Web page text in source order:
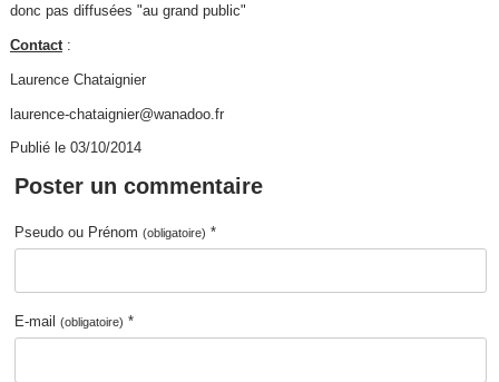
donc pas diffusées "au grand public"
Contact:
Laurence Chataignier
laurence-chataignier@wanadoo.fr
Publié le 03/10/2014
Poster un commentaire
Pseudo ou Prénom(obligatoire) *
E-mail(obligatoire) *